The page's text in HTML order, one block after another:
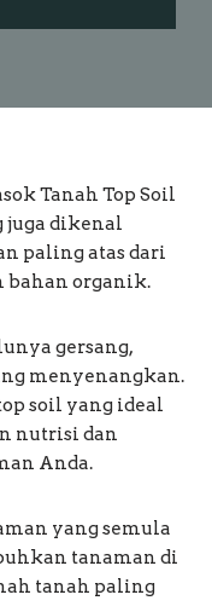
Tanah Top Soil
juga dikenal
paling atas dari
bahan organik.
gersang,
menyenangkan.
soil yang ideal
nutrisi dan
Anda.
yang semula
tanaman di
tanah paling